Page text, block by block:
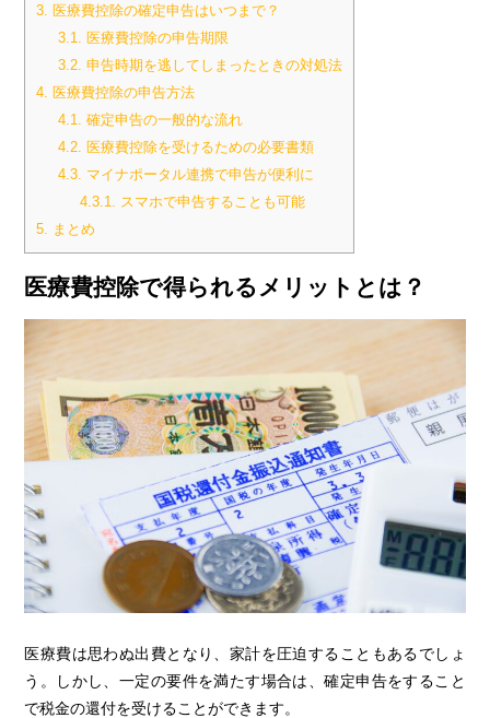
3. 医療費控除の確定申告はいつまで？
3.1.
医療費控除の申告期限
3.2. 申告時期を逃してしまったときの対処法
4. 医療費控除の申告方法
4.1.
確定申告の一般的な流れ
4.2. 医療費控除を受けるための必要書類
4.3. マイナポータル連携で申告が便利に
4.3.1.
スマホで申告することも可能
5.
まとめ
医療費控除で得られるメリットとは？
医療費は思わぬ出費となり、家計を圧迫することもあるでしょ
う。しかし、一定の要件を満たす場合は、確定申告をすること
で税金の還付を受けることができます。